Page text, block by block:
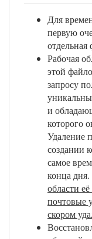
Для
первую
отдельная
Рабочая
этой
запросу
и
которого
Удаление
создании
самое
конца дня.
области
почтовые
скором